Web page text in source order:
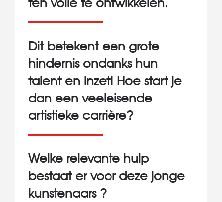
Dit betekent een grote
hindernis ondanks hun
talent en inzet! Hoe start je
dan een veeleisende
artistieke carrière?
Welke relevante hulp
bestaat er voor deze jonge
kunstenaars ?